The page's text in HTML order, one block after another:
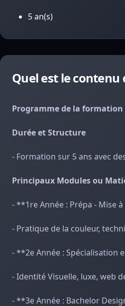
5 an(s)
Quel est le
Programme de la formation
Durée et Structure
- Formation sur 5 ans avec
Principaux Modules ou
- **1re Année : Prépa - Mise
- Pratique de la couleur,
- **2e Année : Spécialisation
- Identité Visuelle, luxe, web
- **3e Année : Bachelor